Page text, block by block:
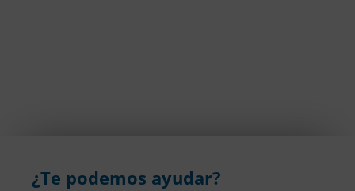
¿Te podemos ayudar?